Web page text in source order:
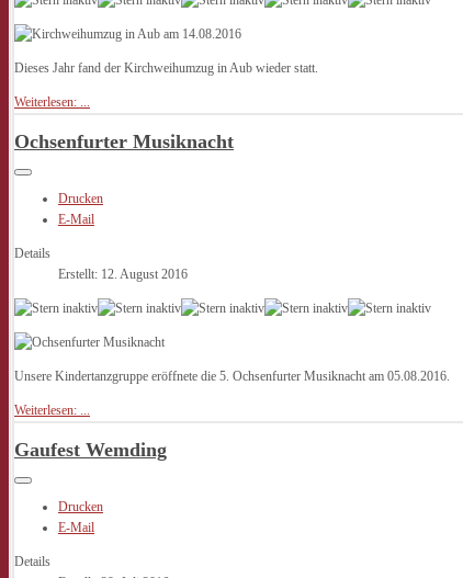
Dieses Jahr fand der Kirchweihumzug in Aub wieder statt.
Weiterlesen: ...
Ochsenfurter Musiknacht
Drucken
E-Mail
Details
Erstellt: 12. August 2016
Unsere Kindertanzgruppe eröffnete die 5. Ochsenfurter Musiknacht am 05.08.2016.
Weiterlesen: ...
Gaufest Wemding
Drucken
E-Mail
Details